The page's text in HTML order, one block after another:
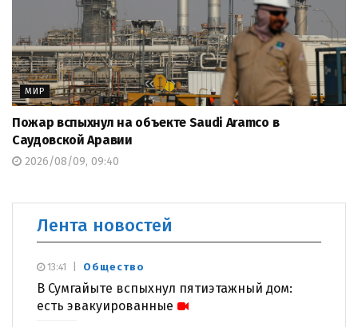
МИР
Пожар вспыхнул на объекте Saudi Aramco в
Саудовской Аравии
2026/08/09, 09:40
Лента новостей
Общество
В Сумгайыте вспыхнул пятиэтажный дом:
есть эвакуированные
13:41